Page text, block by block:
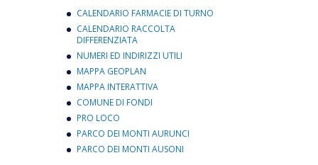
CALENDARIO FARMACIE DI TURNO
CALENDARIO RACCOLTA
DIFFERENZIATA
NUMERI ED INDIRIZZI UTILI
MAPPA GEOPLAN
MAPPA INTERATTIVA
COMUNE DI FONDI
PRO LOCO
PARCO DEI MONTI AURUNCI
PARCO DEI MONTI AUSONI